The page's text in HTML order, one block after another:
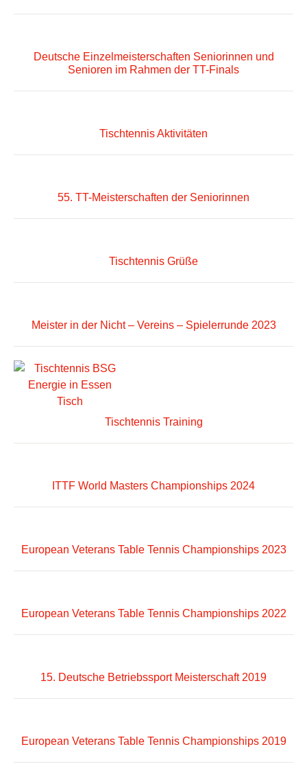
Deutsche Einzelmeisterschaften Seniorinnen und
Senioren im Rahmen der TT-Finals
Tischtennis Aktivitäten
55. TT-Meisterschaften der Seniorinnen
Tischtennis Grüße
Meister in der Nicht – Vereins – Spielerrunde 2023
Tischtennis Training
ITTF World Masters Championships 2024
European Veterans Table Tennis Championships 2023
European Veterans Table Tennis Championships 2022
15. Deutsche Betriebssport Meisterschaft 2019
European Veterans Table Tennis Championships 2019